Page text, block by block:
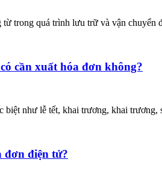
trong quá trình lưu trữ và vận chuyển
cần xuất hóa đơn không?
biệt như lễ tết, khai trương, khai
đơn điện tử?